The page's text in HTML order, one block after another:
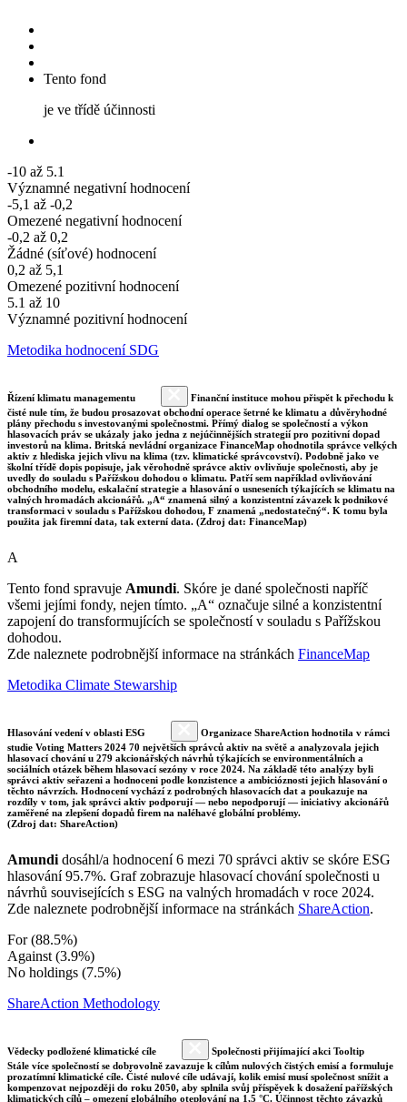
Tento fond
je ve třídě účinnosti
-10 až 5.1
Významné negativní hodnocení
-5,1 až -0,2
Omezené negativní hodnocení
-0,2 až 0,2
Žádné (síťové) hodnocení
0,2 až 5,1
Omezené pozitivní hodnocení
5.1 až 10
Významné pozitivní hodnocení
Metodika hodnocení SDG
Řízení klimatu managementu
Finanční instituce mohou přispět k přechodu k
čisté nule tím, že budou prosazovat obchodní operace šetrné ke klimatu a důvěryhodné
plány přechodu s investovanými společnostmi. Přímý dialog se společností a výkon
hlasovacích práv se ukázaly jako jedna z nejúčinnějších strategií pro pozitivní dopad
investorů na klima. Britská nevládní organizace FinanceMap ohodnotila správce velkých
aktiv z hlediska jejich vlivu na klima (tzv. klimatické správcovství). Podobně jako ve
školní třídě dopis popisuje, jak věrohodně správce aktiv ovlivňuje společnosti, aby je
uvedly do souladu s Pařížskou dohodou o klimatu. Patří sem například ovlivňování
obchodního modelu, eskalační strategie a hlasování o usneseních týkajících se klimatu na
valných hromadách akcionářů. „A“ znamená silný a konzistentní závazek k podnikové
transformaci v souladu s Pařížskou dohodou, F znamená „nedostatečný“. K tomu byla
použita jak firemní data, tak externí data. (Zdroj dat: FinanceMap)
A
Tento fond spravuje Amundi. Skóre je dané společnosti napříč
všemi jejími fondy, nejen tímto. „A“ označuje silné a konzistentní
zapojení do transformujících se společností v souladu s Pařížskou
dohodou.
Zde naleznete podrobnější informace na stránkách FinanceMap
Metodika Climate Stewarship
Hlasování vedení v oblasti ESG
Organizace ShareAction hodnotila v rámci
studie Voting Matters 2024 70 největších správců aktiv na světě a analyzovala jejich
hlasovací chování u 279 akcionářských návrhů týkajících se environmentálních a
sociálních otázek během hlasovací sezóny v roce 2024. Na základě této analýzy byli
správci aktiv seřazeni a hodnoceni podle konzistence a ambicióznosti jejich hlasování o
těchto návrzích. Hodnocení vychází z podrobných hlasovacích dat a poukazuje na
rozdíly v tom, jak správci aktiv podporují — nebo nepodporují — iniciativy akcionářů
zaměřené na zlepšení dopadů firem na naléhavé globální problémy.
(Zdroj dat: ShareAction)
Amundi dosáhl/a hodnocení 6 mezi 70 správci aktiv se skóre ESG
hlasování 95.7%. Graf zobrazuje hlasovací chování společnosti u
návrhů souvisejících s ESG na valných hromadách v roce 2024.
Zde naleznete podrobnější informace na stránkách ShareAction.
For (88.5%)
Against (3.9%)
No holdings (7.5%)
ShareAction Methodology
Vědecky podložené klimatické cíle
Společnosti přijímající akci Tooltip
Stále více společností se dobrovolně zavazuje k cílům nulových čistých emisí a formuluje
prozatímní klimatické cíle. Čisté nulové cíle udávají, kolik emisí musí společnost snížit a
kompenzovat nejpozději do roku 2050, aby splnila svůj příspěvek k dosažení pařížských
klimatických cílů – omezení globálního oteplování na 1,5 °C. Účinnost těchto závazků